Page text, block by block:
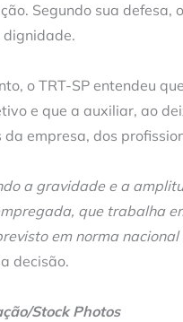
Segundo sua
dignidade.
o TRT-SP entendeu
e que a auxiliar, ao
da empresa, dos
a gravidade e a
que trabalha
em norma
decisão.
Stock Photos